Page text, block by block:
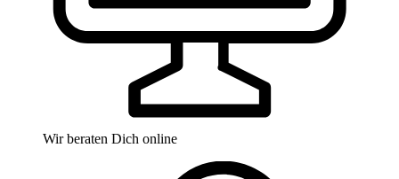
Wir beraten Dich online